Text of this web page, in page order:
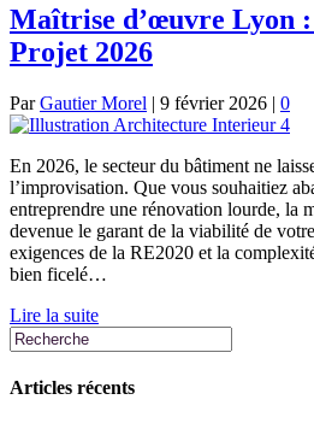
Maîtrise d’œuvre Lyon :
Projet 2026
ParGautier Morel | 9 février 2026 | 0
En 2026, le secteur du bâtiment ne
l’improvisation. Que vous souhaitiez
entreprendre une rénovation lourde, la
devenue le garant de la viabilité de
exigences de la RE2020 et la
bien ficelé…
Lire la suite
Articles récents